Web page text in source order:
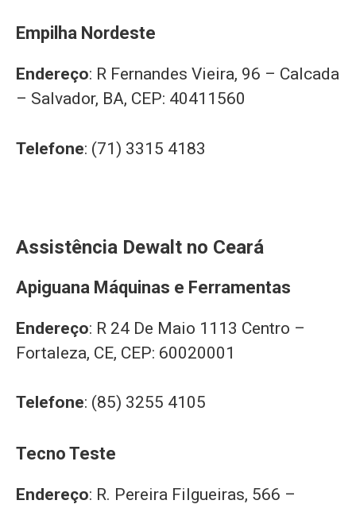
Empilha Nordeste
Endereço: R Fernandes Vieira, 96 – Calcada
– Salvador, BA, CEP: 40411560
Telefone: (71) 3315 4183
Assistência Dewalt no Ceará
Apiguana Máquinas e Ferramentas
Endereço: R 24 De Maio 1113 Centro –
Fortaleza, CE, CEP: 60020001
Telefone: (85) 3255 4105
Tecno Teste
Endereço: R. Pereira Filgueiras, 566 –